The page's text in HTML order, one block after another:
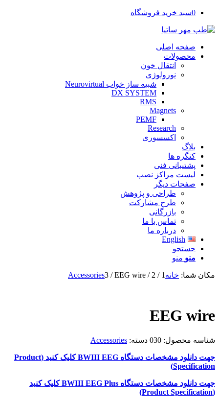
0سبد خرید فروشگاه
صفحه اصلی
محصولات
انتقال خون
نورولوژی
شبیه ساز خواب Neurovirtual
DX SYSTEM
RMS
Magnets
PEMF
Research
اکسسوری
بلاگ
کنگره ها
پشتیبانی فنی
لیست مراکز نصب
صفحات دیگر
طراحی و پژوهش
طرح مشارکت
بازرگانی
تماس با ما
درباره ما
English
جستجو
منو منو
مکان شما: خانه 1
/
2
/
Accessories3 / EEG wire
EEG wire
شناسه محصول: 030 دسته: Accessories
جهت دانلود مشخصات دستگاه BWIII EEGکلیک کنید (Product
Specification
)
جهت دانلود مشخصات دستگاه BWIII EEG Plusکلیک کنید
(
Product Specification
)